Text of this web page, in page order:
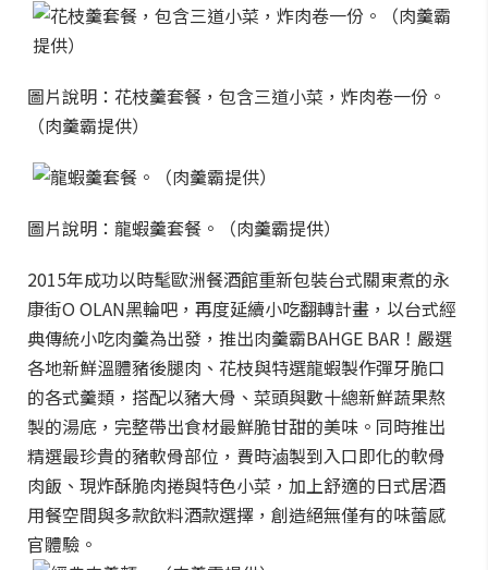
圖片說明：花枝羹套餐，包含三道小菜，炸肉卷一份。
（肉羹霸提供）
圖片說明：龍蝦羹套餐。（肉羹霸提供）
2015年成功以時髦歐洲餐酒館重新包裝台式關東煮的永
康街O OLAN黑輪吧，再度延續小吃翻轉計畫，以台式經
典傳統小吃肉羹為出發，推出肉羹霸BAHGE BAR！嚴選
各地新鮮溫體豬後腿肉、花枝與特選龍蝦製作彈牙脆口
的各式羹類，搭配以豬大骨、菜頭與數十總新鮮蔬果熬
製的湯底，完整帶出食材最鮮脆甘甜的美味。同時推出
精選最珍貴的豬軟骨部位，費時滷製到入口即化的軟骨
肉飯、現炸酥脆肉捲與特色小菜，加上舒適的日式居酒
用餐空間與多款飲料酒款選擇，創造絕無僅有的味蕾感
官體驗。